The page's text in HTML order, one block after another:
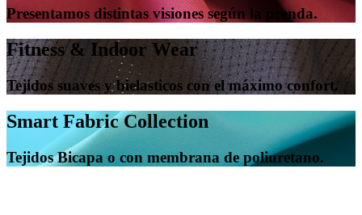
Presentamos distintas visiones según la prenda.
Fitness & Indoor Wear
Tejidos suaves y bielasticos con el máximo confort.
Smart Fabric Collection
Tejidos Bicapa o con membrana de poliuretano.